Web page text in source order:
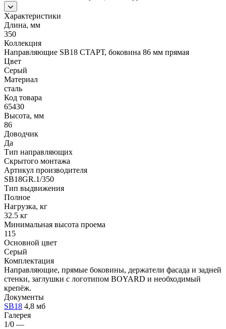
Характеристики
Длина, мм
350
Коллекция
Направляющие SB18 СТАРТ, боковина 86 мм прямая
Цвет
Серый
Материал
сталь
Код товара
65430
Высота, мм
86
Доводчик
Да
Тип направляющих
Скрытого монтажа
Артикул производителя
SB18GR.1/350
Тип выдвижения
Полное
Нагрузка, кг
32.5 кг
Минимальная высота проема
115
Основной цвет
Серый
Комплектация
Направляющие, прямые боковины, держатели фасада и задней
стенки, заглушки с логотипом BOYARD и необходимый
крепёж.
Документы
SB18 4,8 мб
Галерея
1/0 —